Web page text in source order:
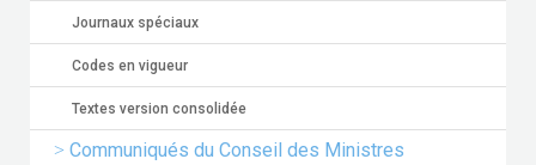
Journaux spéciaux
Codes en vigueur
Textes version consolidée
Communiqués du Conseil des Ministres